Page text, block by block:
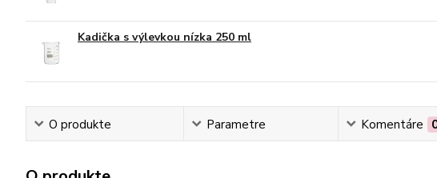
Kadička s výlevkou nízka 250 ml
O produkte Parametre Komentáre